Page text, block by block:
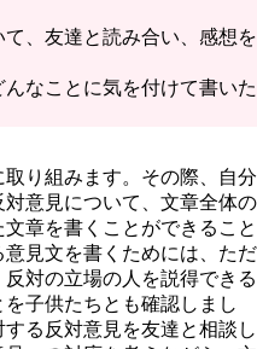
、友達と読み合い、感想を
なことに気を付けて書いた
り組みます。その際、自分
意見について、文章全体の
章を書くことができること
見文を書くためには、ただ
対の立場の人を説得できる
子供たちとも確認しまし
る反対意見を友達と相談し